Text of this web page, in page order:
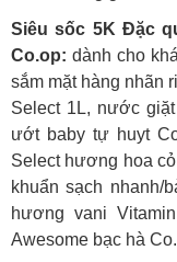
Siêu sốc 5K Đặc
Co.op: dành cho
sắm mặt hàng nhãn
Select 1L, nước
ướt baby tự huyt
Select hương hoa
khuẩn sạch nhanh/
hương vani
Awesome bạc hà